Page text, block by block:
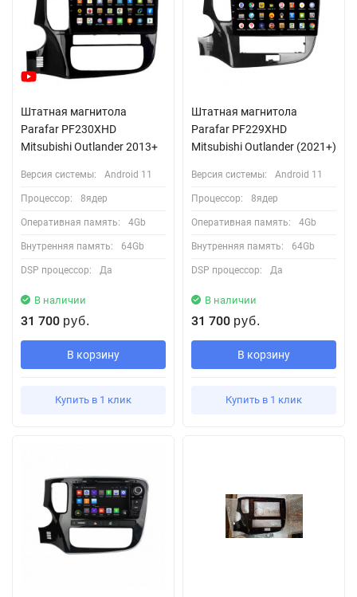
Штатная магнитола
Parafar PF230XHD
Mitsubishi Outlander 2013+
Версия системы: Android 11
Процессор: 8ядер
Оперативная память: 4Gb
Внутренняя память: 64Gb
DSP процессор: Да
В наличии
31 700 руб.
В корзину
Купить в 1 клик
Штатная магнитола
Parafar PF229XHD
Mitsubishi Outlander (2021+)
Версия системы: Android 11
Процессор: 8ядер
Оперативная память: 4Gb
Внутренняя память: 64Gb
DSP процессор: Да
В наличии
31 700 руб.
В корзину
Купить в 1 клик